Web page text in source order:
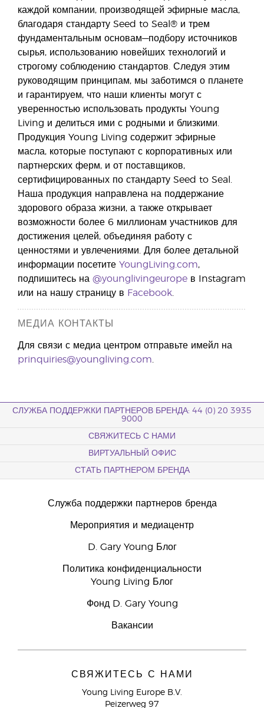
каждой компании, производящей эфирные масла,
благодаря стандарту Seed to Seal® и трем
фундаментальным основам—подбору источников
сырья, использованию новейших технологий и
строгому соблюдению стандартов. Следуя этим
руководящим принципам, мы заботимся о планете
и гарантируем, что наши клиенты могут с
уверенностью использовать продукты Young
Living и делиться ими с родными и близкими.
Продукция Young Living содержит эфирные
масла, которые поступают с корпоративных или
партнерских ферм, и от поставщиков,
сертифицированных по стандарту Seed to Seal.
Наша продукция направлена на поддержание
здорового образа жизни, а также открывает
возможности более 6 миллионам участников для
достижения целей, объединяя работу с
ценностями и увлечениями. Для более детальной
информации посетите YoungLiving.com,
подпишитесь на @younglivingeurope в Instagram
или на нашу страницу в Facebook
МЕДИА КОНТАКТЫ
Для связи с медиа центром отправьте имейл на
prinquiries@youngliving.com
СЛУЖБА ПОДДЕРЖКИ ПАРТНЕРОВ БРЕНДА: 44 (0) 20 3935
9000
СВЯЖИТЕСЬ С НАМИ
ВИРТУАЛЬНЫЙ ОФИС
СТАТЬ ПАРТНЕРОМ БРЕНДА
Служба поддержки партнеров бренда
Мероприятия и медиацентр
D. Gary Young Блог
Политика конфиденциальности
Young Living Блог
Фонд D. Gary Young
Вакансии
СВЯЖИТЕСЬ С НАМИ
Young Living Europe B.V.
Peizerweg 97